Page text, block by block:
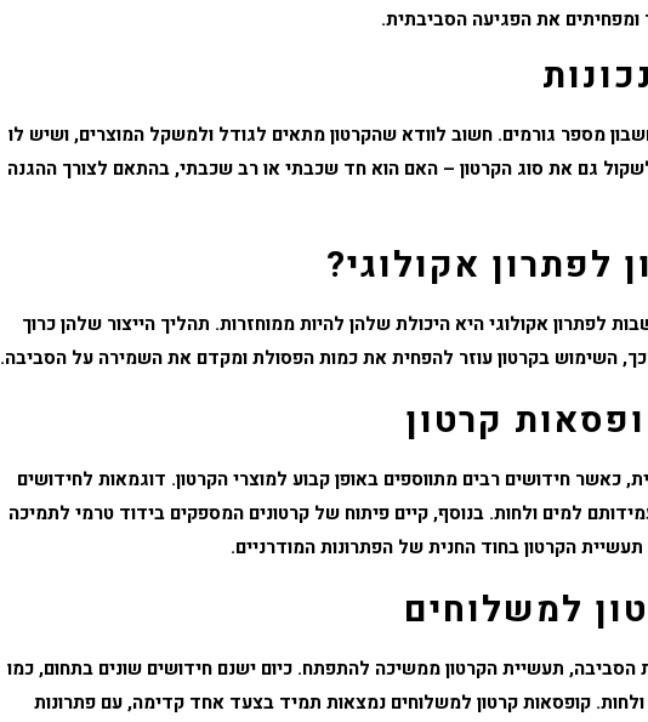
ומפחיתים את הפגיעה הסביבתית.
מספר גורמים. חשוב לוודא שהקרטון מתאים לגודל ולמשקל המוצרים, ושיש לו
גם את סוג הקרטון – האם הוא חד שכבתי או רב שכבתי, בהתאם לצורך ההגנה
לפתרון אקולוגי?
לפתרון אקולוגי היא היכולת שלהן להיות ממוחזרות. תהליך הייצור שלהן כרוך
השימוש בקרטון עוזר להפחית את כמות הפסולת ומקדם את השמירה על הסביבה.
קרטון
כאשר חידושים רבים מתווספים באופן קבוע למוצרי הקרטון. דוגמאות לחידושים
למים ולחות. בנוסף, קיים פיתוח של קרטונים המספקים בידוד טרמי לתמיכה
הקרטון בחוד החנית של הפתרונות המודרניים.
למשלוחים
הסביבה, תעשיית הקרטון ממשיכה להתפתח. כיום ישנם חידושים שונים בתחום, כמו
קופסאות קרטון למשלוחים נמצאות תמיד בצעד אחד קדימה, עם פתרונות